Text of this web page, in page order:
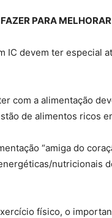
PARA
IC devem ter especial
com a alimentação
de alimentos ricos
“amiga do
nutricionais
físico, o